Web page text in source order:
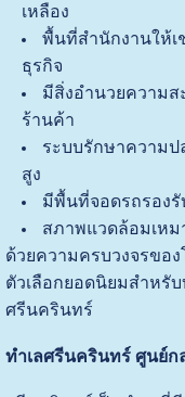
เหลือง
พื้นที่สำนักงานให้เ
ธุรกิจ
มีสิ่งอำนวยความส
ร้านค้า
ระบบรักษาความป
สูง
มีพื้นที่จอดรถรอง
สภาพแวดล้อมเหม
ด้วยความครบวงจรขอ
ตัวเลือกยอดนิยมสำหรั
ศรีนครินทร์
ทำเลศรีนครินทร์ ศูนย์ก